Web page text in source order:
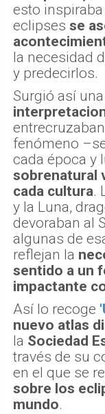
esto inspiraba
eclipses se
la necesidad
y predecirlos.
Surgió así una
fenómeno
cada época y
sobrenatural
cada cultura.
y la Luna,
devoraban al
algunas de
reflejan la
sentido a un
impactante
Así lo recoge
nuevo atlas
la Sociedad
través de su
en el que se
sobre los
mundo.